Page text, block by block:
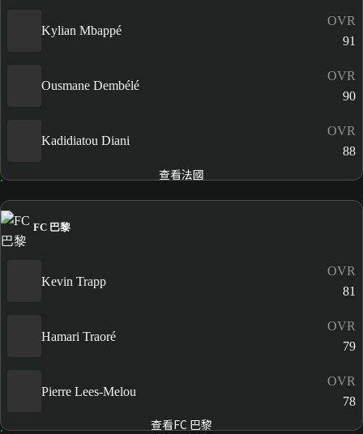
Kylian Mbappé
OVR
91
Ousmane Dembélé
OVR
90
Kadidiatou Diani
OVR
88
查看法國
FC 巴黎
Kevin Trapp
OVR
81
Hamari Traoré
OVR
79
Pierre Lees-Melou
OVR
78
查看FC 巴黎